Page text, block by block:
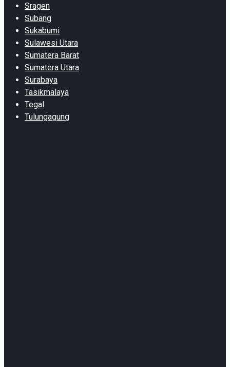
Sragen
Subang
Sukabumi
Sulawesi Utara
Sumatera Barat
Sumatera Utara
Surabaya
Tasikmalaya
Tegal
Tulungagung